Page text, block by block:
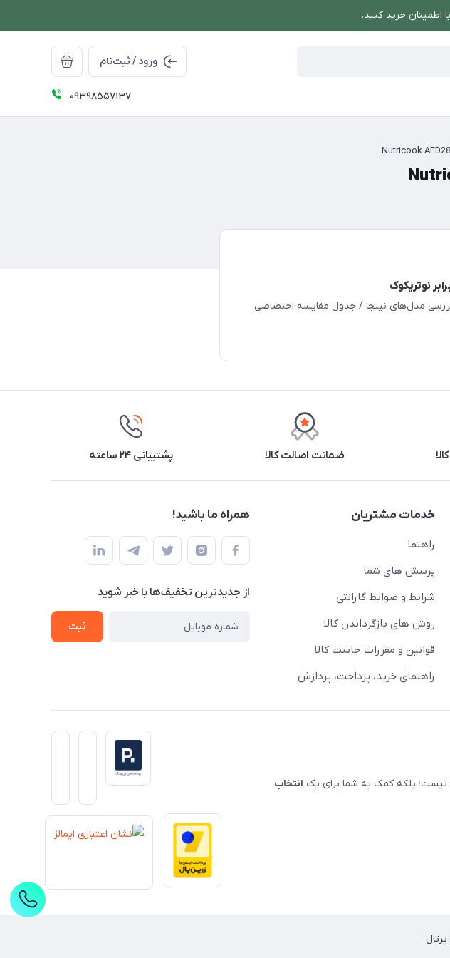
اطمینان خرید کنید.
ورود / ثبت‌نام
09398557137
Nutricook
نوتریکوک
مدل‌های نینجا / جدول مقایسه اختصاصی
ضمانت اصالت کالا پشتیبانی ۲۴ ساعته
خدمات مشتریان
راهنما
پرسش های شما
شرایط و ضوابط گارانتی
روش های بازگرداندن کالا
قوانین و مقررات جاست کالا
راهنمای خرید، پرداخت، پردازش
همراه ما باشید!
از جدید‌ترین تخفیف‌ها با‌ خبر شوید
ثبت
نیست؛ بلکه کمک به شما برای یک انتخاب
پرتال